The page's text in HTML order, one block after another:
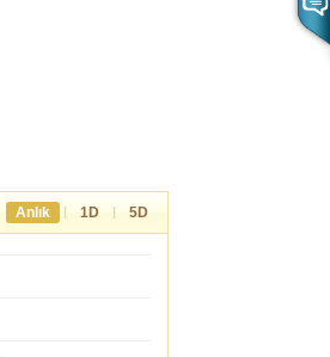
Anlık | 1D | 5D